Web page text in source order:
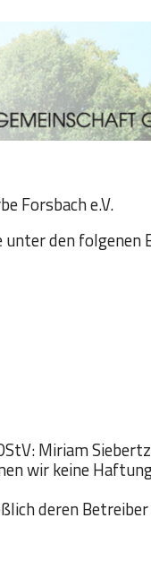
Skip to navigation
Forsbach e.V.
unter den
Miriam
wir keine
deren